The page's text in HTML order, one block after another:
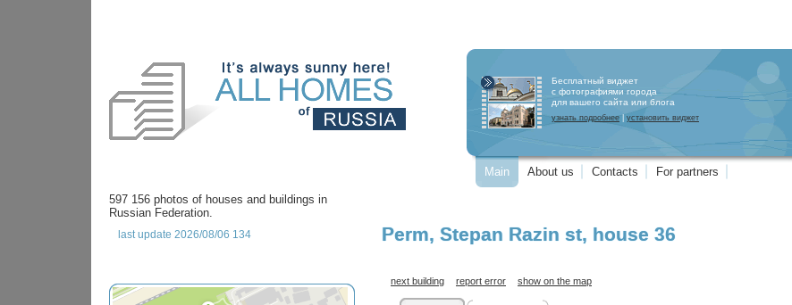
Бесплатный виджет
с фотографиями города
для вашего сайта или блога
узнать подробнее установить виджет
Main About us Contacts For partners
597 156 photos of houses and buildings in
Russian Federation.
last update 2026/08/06 134 Perm, Stepan Razin st, house 36
next building report error show on the map